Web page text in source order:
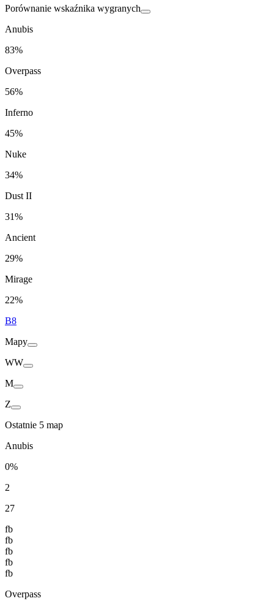
Porównanie wskaźnika wygranych
Anubis
83%
Overpass
56%
Inferno
45%
Nuke
34%
Dust II
31%
Ancient
29%
Mirage
22%
B8
Mapy
WW
M
Z
Ostatnie 5 map
Anubis
0%
2
27
fb
fb
fb
fb
fb
Overpass